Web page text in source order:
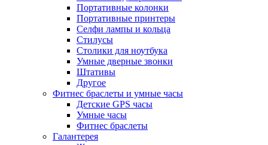
Портативные колонки
Портативные принтеры
Селфи лампы и кольца
Стилусы
Столики для ноутбука
Умные дверные звонки
Штативы
Другое
Фитнес браслеты и умные часы
Детские GPS часы
Умные часы
Фитнес браслеты
Галантерея